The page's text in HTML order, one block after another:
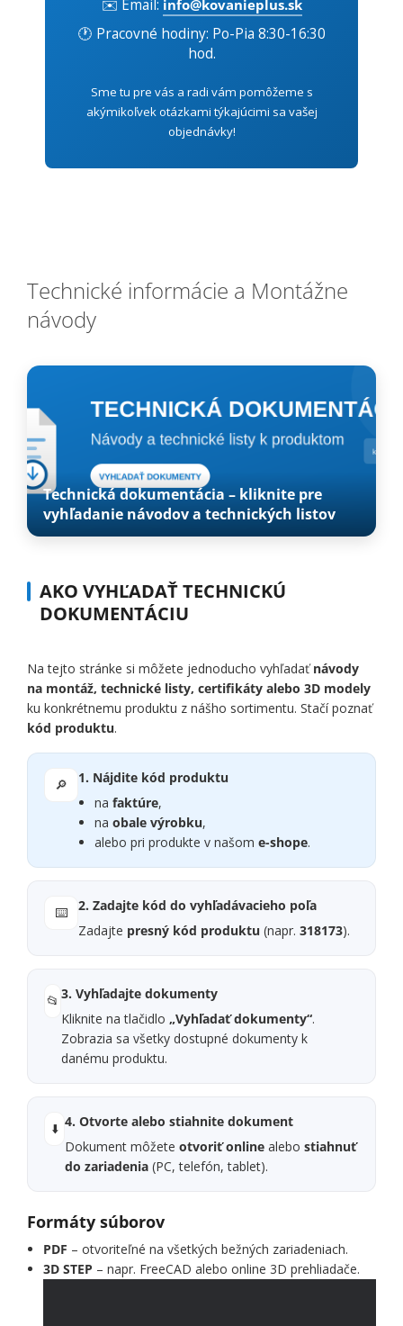
✉️ Email: info@kovanieplus.sk
🕐 Pracovné hodiny: Po-Pia 8:30-16:30
hod.
Sme tu pre vás a radi vám pomôžeme s
akýmikoľvek otázkami týkajúcimi sa vašej
objednávky!
Technické informácie a Montážne
návody
Technická dokumentácia – kliknite pre
vyhľadanie návodov a technických listov
AKO VYHĽADAŤ TECHNICKÚ
DOKUMENTÁCIU
Na tejto stránke si môžete jednoducho vyhľadaťnávody
na montáž, technické listy, certifikáty alebo 3D modely
ku konkrétnemu produktu z nášho sortimentu. Stačí poznať
kód produktu.
🔎
1. Nájdite kód produktu
na faktúre,
na obale výrobku,
alebo pri produkte v našom e-shope.
⌨️
2. Zadajte kód do vyhľadávacieho poľa
Zadajte presný kód produktu (napr. 318173).
📂 3. Vyhľadajte dokumenty
Kliknite na tlačidlo„Vyhľadať dokumenty“.
Zobrazia sa všetky dostupné dokumenty k
danému produktu.
⬇️ 4. Otvorte alebo stiahnite dokument
Dokument môžeteotvoriť online alebostiahnuť
do zariadenia (PC, telefón, tablet).
Formáty súborov
PDF – otvoriteľné na všetkých bežných zariadeniach.
3D STEP – napr. FreeCAD alebo online 3D prehliadače.